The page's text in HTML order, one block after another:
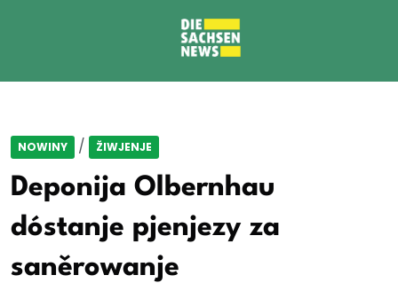
NOWINY / ŽIWJENJE
Deponija Olbernhau
dóstanje pjenjezy za
saněrowanje